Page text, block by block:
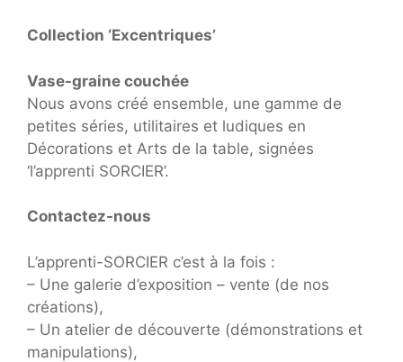
Collection ‘Excentriques’
Vase-graine couchée
Nous avons créé ensemble, une gamme de
petites séries, utilitaires et ludiques en
Décorations et Arts de la table, signées
‘l’apprenti SORCIER’.
Contactez-nous
L’apprenti-SORCIER c’est à la fois :
– Une galerie d’exposition – vente (de nos
créations),
– Un atelier de découverte (démonstrations et
manipulations),